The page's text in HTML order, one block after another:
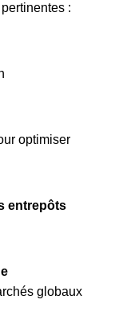
pertinentes :
optimiser
entrepôts
globaux